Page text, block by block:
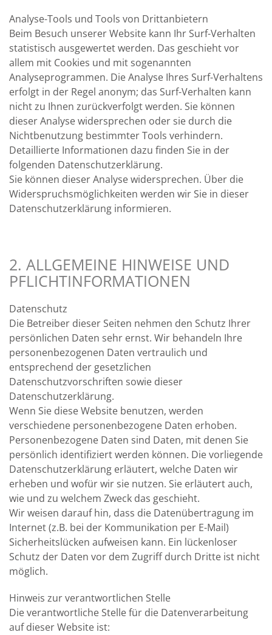
Analyse-Tools und Tools von Drittanbietern
Beim Besuch unserer Website kann Ihr Surf-Verhalten
statistisch ausgewertet werden. Das geschieht vor
allem mit Cookies und mit sogenannten
Analyseprogrammen. Die Analyse Ihres Surf-Verhaltens
erfolgt in der Regel anonym; das Surf-Verhalten kann
nicht zu Ihnen zurückverfolgt werden. Sie können
dieser Analyse widersprechen oder sie durch die
Nichtbenutzung bestimmter Tools verhindern.
Detaillierte Informationen dazu finden Sie in der
folgenden Datenschutzerklärung.
Sie können dieser Analyse widersprechen. Über die
Widerspruchsmöglichkeiten werden wir Sie in dieser
Datenschutzerklärung informieren.
2. ALLGEMEINE HINWEISE UND
PFLICHTINFORMATIONEN
Datenschutz
Die Betreiber dieser Seiten nehmen den Schutz Ihrer
persönlichen Daten sehr ernst. Wir behandeln Ihre
personenbezogenen Daten vertraulich und
entsprechend der gesetzlichen
Datenschutzvorschriften sowie dieser
Datenschutzerklärung.
Wenn Sie diese Website benutzen, werden
verschiedene personenbezogene Daten erhoben.
Personenbezogene Daten sind Daten, mit denen Sie
persönlich identifiziert werden können. Die vorliegende
Datenschutzerklärung erläutert, welche Daten wir
erheben und wofür wir sie nutzen. Sie erläutert auch,
wie und zu welchem Zweck das geschieht.
Wir weisen darauf hin, dass die Datenübertragung im
Internet (z.B. bei der Kommunikation per E-Mail)
Sicherheitslücken aufweisen kann. Ein lückenloser
Schutz der Daten vor dem Zugriff durch Dritte ist nicht
möglich.
Hinweis zur verantwortlichen Stelle
Die verantwortliche Stelle für die Datenverarbeitung
auf dieser Website ist: